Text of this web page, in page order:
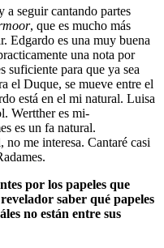
seguir cantando partes
, que es mucho más
Edgardo es una muy buena
una nota por
suficiente para que ya sea
el Duque, se mueve entre el
está en el mi natural. Luisa
Wertther es mi-
es un fa natural.
no me interesa. Cantaré casi
por los papeles que
saber qué papeles
no están entre sus